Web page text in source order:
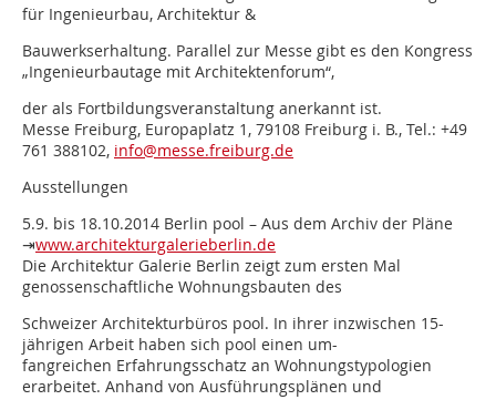
für Ingenieurbau, Architektur &
Bauwerkserhaltung. Parallel zur Messe gibt es den Kongress
„Ingenieurbautage mit Architektenforum“,
der als Fortbildungsveranstaltung anerkannt ist.
Messe Freiburg, Europaplatz 1, 79108 Freiburg i. B., Tel.: +49
761 388102, info@messe.freiburg.de
Ausstellungen
5.9. bis 18.10.2014 Berlin pool – Aus dem Archiv der Pläne
⇥www.architekturgalerieberlin.de
Die Architektur Galerie Berlin zeigt zum ersten Mal
genossenschaftliche Wohnungsbauten des
Schweizer Architekturbüros pool. In ihrer inzwischen 15-
jährigen Arbeit haben sich pool einen um-
fangreichen Erfahrungsschatz an Wohnungstypologien
erarbeitet. Anhand von Ausführungsplänen und